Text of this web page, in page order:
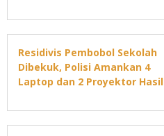
Residivis Pembobol Sekolah
Dibekuk, Polisi Amankan 4
Laptop dan 2 Proyektor Hasil